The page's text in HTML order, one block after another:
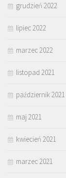
grudzień 2022
lipiec 2022
marzec 2022
listopad 2021
październik 2021
maj 2021
kwiecień 2021
marzec 2021